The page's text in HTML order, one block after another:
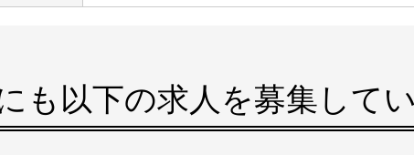
も以下の求人を募集して